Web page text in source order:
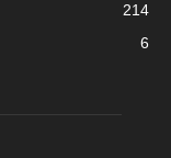
214
6